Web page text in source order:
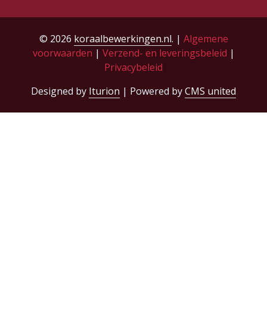
© 2026 koraalbewerkingen.nl. | Algemene
voorwaarden | Verzend- en leveringsbeleid |
Privacybeleid
Designed by Iturion | Powered byCMS united